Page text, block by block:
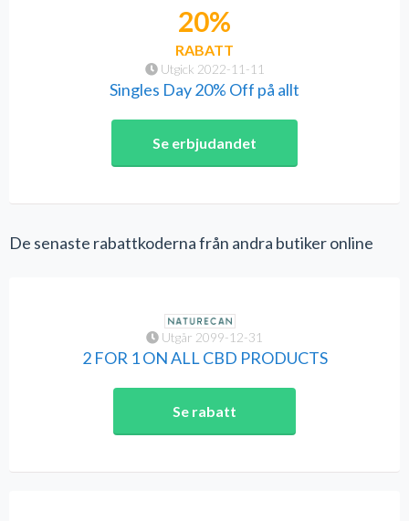
Utgick 2022-11-11
20%
RABATT
Singles Day 20% Off på allt
Se erbjudandet
De senaste rabattkoderna från andra butiker online
Utgår 2099-12-31
2 FOR 1 ON ALL CBD PRODUCTS
Se rabatt